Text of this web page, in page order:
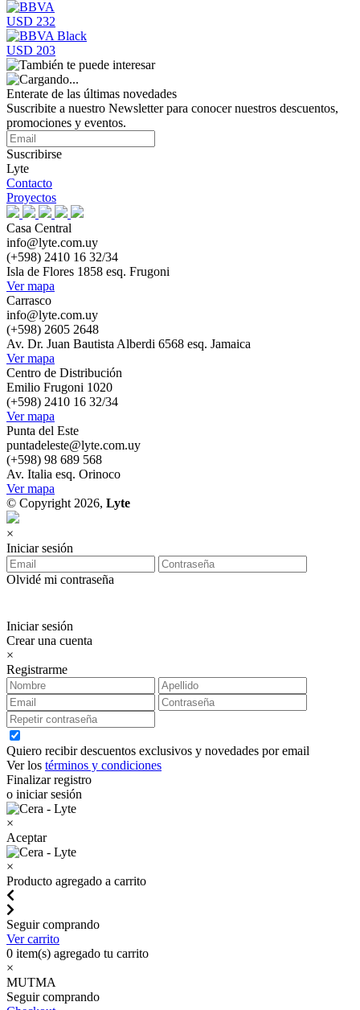
USD 232
USD 203
Enterate de las últimas novedades
Suscribite a nuestro Newsletter para conocer nuestros descuentos,
promociones y eventos.
Suscribirse
Lyte
Contacto
Proyectos
Casa Central
info@lyte.com.uy
(+598) 2410 16 32/34
Isla de Flores 1858 esq. Frugoni
Ver mapa
Carrasco
info@lyte.com.uy
(+598) 2605 2648
Av. Dr. Juan Bautista Alberdi 6568 esq. Jamaica
Ver mapa
Centro de Distribución
Emilio Frugoni 1020
(+598) 2410 16 32/34
Ver mapa
Punta del Este
puntadeleste@lyte.com.uy
(+598) 98 689 568
Av. Italia esq. Orinoco
Ver mapa
© Copyright 2026, Lyte
×
Iniciar sesión
Olvidé mi contraseña
Iniciar sesión
Crear una cuenta
×
Registrarme
Quiero recibir descuentos exclusivos y novedades por email
Ver los términos y condiciones
Finalizar registro
o iniciar sesión
×
Aceptar
×
Producto agregado a carrito
Seguir comprando
Ver carrito
0 item(s) agregado tu carrito
×
MUTMA
Seguir comprando